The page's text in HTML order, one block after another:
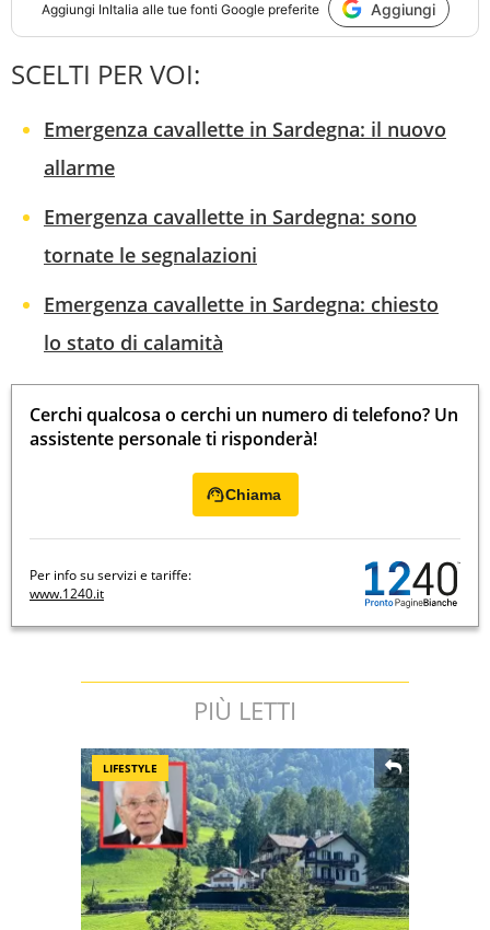
Aggiungi InItalia alle tue fonti Google preferite Aggiungi
SCELTI PER VOI:
Emergenza cavallette in Sardegna: il nuovo
allarme
Emergenza cavallette in Sardegna: sono
tornate le segnalazioni
Emergenza cavallette in Sardegna: chiesto
lo stato di calamità
Cerchi qualcosa o cerchi un numero di telefono? Un
assistente personale ti risponderà!
Chiama
Per info su servizi e tariffe:
www.1240.it
PIÙ LETTI
LIFESTYLE